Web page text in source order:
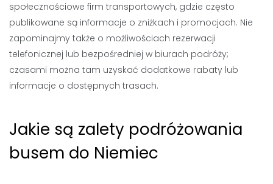
społecznościowe firm transportowych, gdzie często
publikowane są informacje o zniżkach i promocjach. Nie
zapominajmy także o możliwościach rezerwacji
telefonicznej lub bezpośredniej w biurach podróży;
czasami można tam uzyskać dodatkowe rabaty lub
informacje o dostępnych trasach.
Jakie są zalety podróżowania
busem do Niemiec